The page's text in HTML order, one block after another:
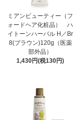
ミアンビューティー（フ
ォードヘア化粧品） ハ
イトーンハーバル H／Br
8(ブラウン)120g（医薬
部外品）
1,430円(税130円)